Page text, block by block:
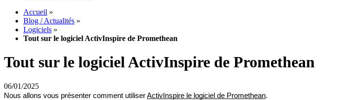
Accueil »
Blog / Actualités »
Logiciels »
Tout sur le logiciel ActivInspire de Promethean
Tout sur le logiciel ActivInspire de Promethean
06/01/2025
Nous allons vous présenter comment utiliser ActivInspire le logiciel de Promethean.